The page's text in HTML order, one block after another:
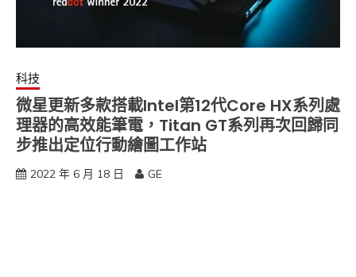
科技
微星更新多款搭載Intel第12代Core HX系列處
理器的高效能筆電，Titan GT系列再次回歸同
步推出定位行動繪圖工作站
2022 年 6 月 18 日 GE